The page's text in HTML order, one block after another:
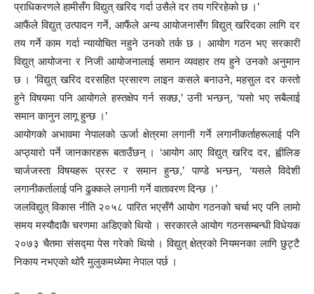
प्राधिकरणले हामीसँग विद्युत् खरिद गर्दा उसैले दर तय गरिरहेको छ ।’
आफैंले विद्युत् उत्पादन गर्ने, आफैंले अन्य आयोजनासँग विद्युत् खरिदका लागि दर
तय गर्ने काम गर्दा न्यायोचित नहुने उनको तर्क छ । आयोग गठन भए सरकारी
विद्युत् आयोजना र निजी आयोजनालाई समान व्यवहार तय हुने उनको अनुमान
छ । ‘विद्युत् खरिद दरसहित प्रसारण लाइन कसले बनाउने, महसुल दर कस्तो
हुने विषयमा पनि आयोगले हस्तक्षेप गर्न सक्छ,’ उनी भन्छन्, ‘यसो भए सबैलाई
समान कानुन लागू हुन्छ ।’
आयोगको अभावमा नेपालको ऊर्जा क्षेत्रमा लगानी गर्ने लगानीकर्ताहरूलाई पनि
अप्ठ्यारो पर्ने जानकारहरू बताउँछन् । ‘आयोग आए विद्युत् खरिद दर, ह्वीलिङ
चार्जजस्ता विषयहरू प्रस्ट र समान हुन्छ,’ पाण्डे भन्छन्, ‘यसले विदेशी
लगानीकर्तालाई पनि ढुक्कले लगानी गर्ने वातावरण दिन्छ ।’
जलविद्युत् विकास नीति २०५८ पारित भएसँगै आयोग गठनको चर्चा भए पनि लामो
समय मस्यौदाकै चरणमा अडिएको थियो । सरकारले आयोग गठनसम्बन्धी विधेयक
२०७३ चैतमा संसद्मा पेस गरेको थियो । विद्युत् क्षेत्रको नियमनका लागि छुट्टै
निकाय नभएको थोरै मुलुकमध्येमा नेपाल पर्छ ।